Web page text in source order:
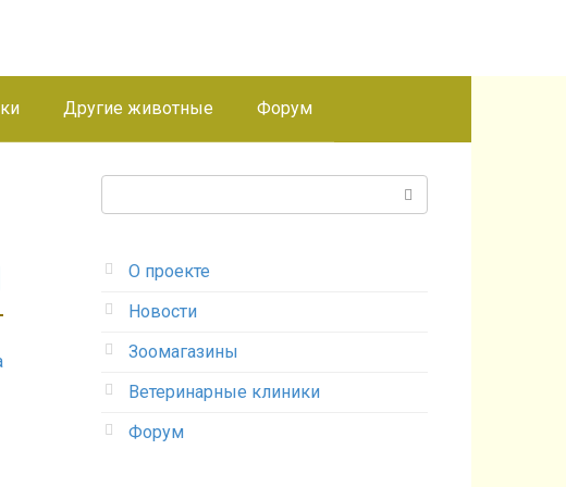
Другие животные Форум
О проекте
Новости
Зоомагазины
Ветеринарные клиники
Форум